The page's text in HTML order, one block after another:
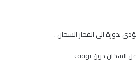
بدورة الى انفجار السخان .
السخان دون توقف